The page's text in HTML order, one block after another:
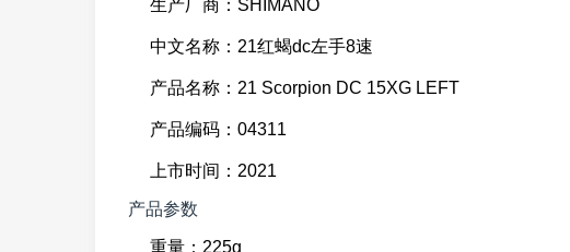
生产厂商：SHIMANO
中文名称：21红蝎dc左手8速
产品名称：21 Scorpion DC 15XG LEFT
产品编码：04311
上市时间：2021
产品参数
重量：225g